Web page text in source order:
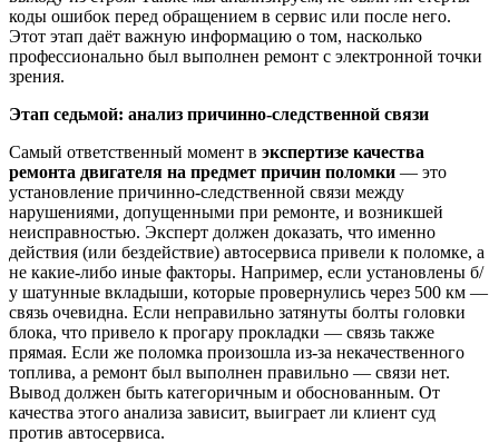
коды ошибок перед обращением в сервис или после него.
Этот этап даёт важную информацию о том, насколько
профессионально был выполнен ремонт с электронной точки
зрения.
Этап седьмой: анализ причинно-следственной связи
Самый ответственный момент в экспертизе качества
ремонта двигателя на предмет причин поломки — это
установление причинно-следственной связи между
нарушениями, допущенными при ремонте, и возникшей
неисправностью. Эксперт должен доказать, что именно
действия (или бездействие) автосервиса привели к поломке, а
не какие-либо иные факторы. Например, если установлены б/
у шатунные вкладыши, которые провернулись через 500 км —
связь очевидна. Если неправильно затянуты болты головки
блока, что привело к прогару прокладки — связь также
прямая. Если же поломка произошла из-за некачественного
топлива, а ремонт был выполнен правильно — связи нет.
Вывод должен быть категоричным и обоснованным. От
качества этого анализа зависит, выиграет ли клиент суд
против автосервиса.